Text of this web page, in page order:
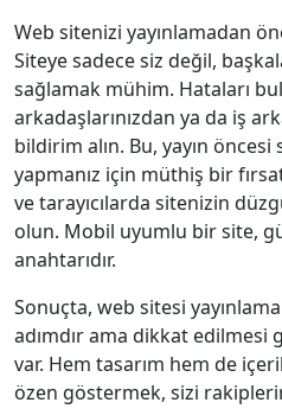
Web sitenizi yayınlamadan
Siteye sadece siz değil,
sağlamak mühim. Hataları
arkadaşlarınızdan ya da iş
bildirim alın. Bu, yayın
yapmanız için müthiş bir
ve tarayıcılarda sitenizin
olun. Mobil uyumlu bir site,
anahtarıdır.
Sonuçta, web sitesi
adımdır ama dikkat edilmesi
var. Hem tasarım hem de
özen göstermek, sizi